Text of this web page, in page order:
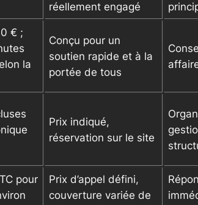
réellement engagé
€ ;
la
Conçu pour un
soutien rapide et à la
portée de tous
Prix indiqué,
réservation sur le site
pour
Prix d’appel défini,
couverture variée de